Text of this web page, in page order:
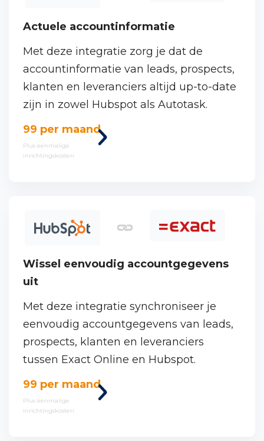
Power BI Toolkit
Portal uitgelicht
Actuele accountinformatie
Met deze integratie zorg je dat de
accountinformatie van leads, prospects,
klanten en leveranciers altijd up-to-date
zijn in zowel Hubspot als Autotask.
Bekijk
deze
99 per maand
Plus eenmalige
inrichtingskosten
Wissel eenvoudig accountgegevens
uit
Met deze integratie synchroniseer je
eenvoudig accountgegevens van leads,
prospects, klanten en leveranciers
tussen Exact Online en Hubspot.
Bekijk
deze
99 per maand
Plus eenmalige
inrichtingskosten